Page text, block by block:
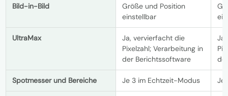
Bild-in-Bild
Größe und Position
einstellbar
UltraMax
Ja, vervierfacht die
Pixelzahl; Verarbeitung in
der Berichtssoftware
Spotmesser und Bereiche Je 3 im Echtzeit-Modus Je